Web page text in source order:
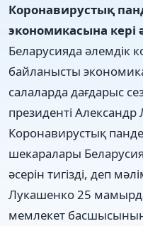
Коронавирустық
экономикасына кері
Беларусияда әлемдік
байланысты
салаларда дағдарыс
президенті
Коронавирустық
шекаралары
әсерін тигізді, деп
Лукашенко 25
мемлекет басшысының